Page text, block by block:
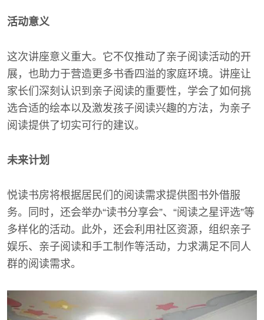
活动意义
这次讲座意义重大。它不仅推动了亲子阅读活动的开
展，也助力于营造更多书香四溢的家庭环境。讲座让
家长们深刻认识到亲子阅读的重要性，学会了如何挑
选合适的绘本以及激发孩子阅读兴趣的方法，为亲子
阅读提供了切实可行的建议。
未来计划
悦读书房将根据居民们的阅读需求提供图书外借服
务。同时，还会举办“读书分享会”、“阅读之星评选”等
多样化的活动。此外，还会利用社区资源，组织亲子
娱乐、亲子阅读和手工制作等活动，力求满足不同人
群的阅读需求。